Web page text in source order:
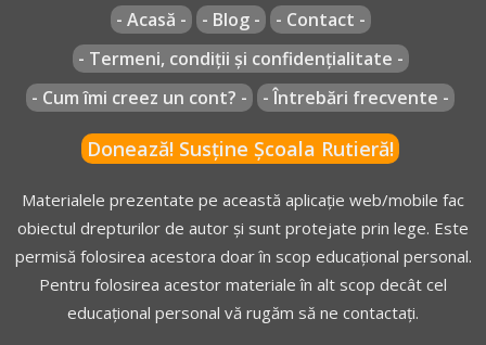
- Acasă - - Blog -
- Contact -
- Termeni, condiții și confidențialitate -
- Cum îmi creez un cont? -
- Întrebări frecvente -
Donează! Susține Școala Rutieră!
Materialele prezentate pe această aplicație web/mobile fac
obiectul drepturilor de autor și sunt protejate prin lege. Este
permisă folosirea acestora doar în scop educațional personal.
Pentru folosirea acestor materiale în alt scop decât cel
educațional personal vă rugăm să ne contactați.